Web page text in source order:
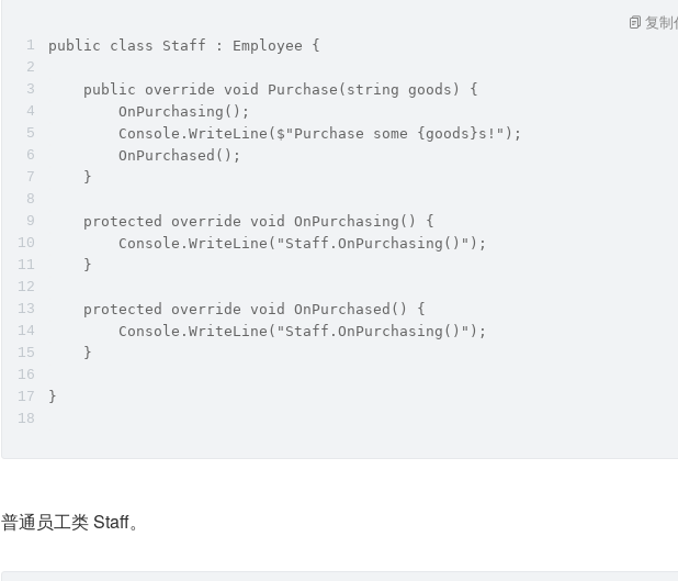
public class Staff : Employee {
    public override void Purchase(string goods) {
        OnPurchasing();
        Console.WriteLine($"Purchase some {goods}s!");
        OnPurchased();
    }
    protected override void OnPurchasing() {
        Console.WriteLine("Staff.OnPurchasing()");
    }
    protected override void OnPurchased() {
        Console.WriteLine("Staff.OnPurchasing()");
    }
}
复制
普通员工类 Staff。